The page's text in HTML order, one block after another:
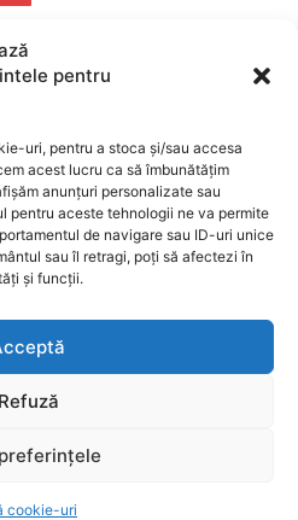
pentru
uri, pentru a stoca și/sau accesa
acest lucru ca să îmbunătățim
anunțuri personalizate sau
pentru aceste tehnologii ne va permite
de navigare sau ID-uri unice
sau îl retragi, poți să afectezi în
și funcții.
Refuză
cookie-uri
și Bani
afectează și Brașovul!
electrice, sub
și indemnizațiile mai